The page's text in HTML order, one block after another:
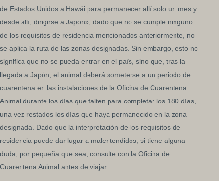
de Estados Unidos a Hawái para permanecer allí solo un mes y,
desde allí, dirigirse a Japón», dado que no se cumple ninguno
de los requisitos de residencia mencionados anteriormente, no
se aplica la ruta de las zonas designadas. Sin embargo, esto no
significa que no se pueda entrar en el país, sino que, tras la
llegada a Japón, el animal deberá someterse a un periodo de
cuarentena en las instalaciones de la Oficina de Cuarentena
Animal durante los días que falten para completar los 180 días,
una vez restados los días que haya permanecido en la zona
designada. Dado que la interpretación de los requisitos de
residencia puede dar lugar a malentendidos, si tiene alguna
duda, por pequeña que sea, consulte con la Oficina de
Cuarentena Animal antes de viajar.